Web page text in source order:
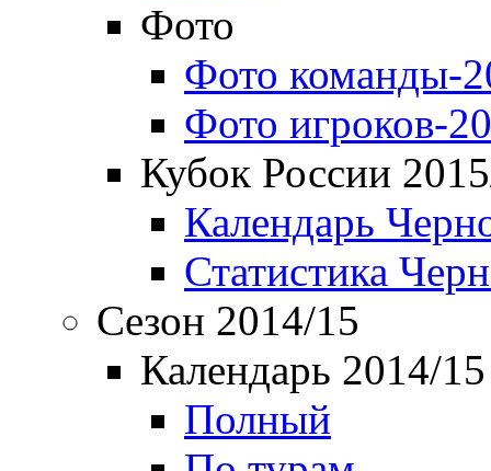
Фото
Фото команды-
Фото игроков-
Кубок России
Календарь
Статистика
Сезон 2014/15
Календарь 2014/15
Полный